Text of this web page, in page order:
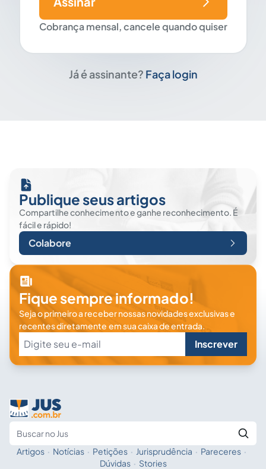
Cobrança mensal, cancele quando quiser
Já é assinante? Faça login
Publique seus artigos
Compartilhe conhecimento e ganhe reconhecimento. É
fácil e rápido!
Colabore
Fique sempre informado!
Seja o primeiro a receber nossas novidades exclusivas e
recentes diretamente em sua caixa de entrada.
Inscrever
Fale com a IA
Artigos · Notícias · Petições · Jurisprudência · Pareceres ·
Dúvidas · Stories